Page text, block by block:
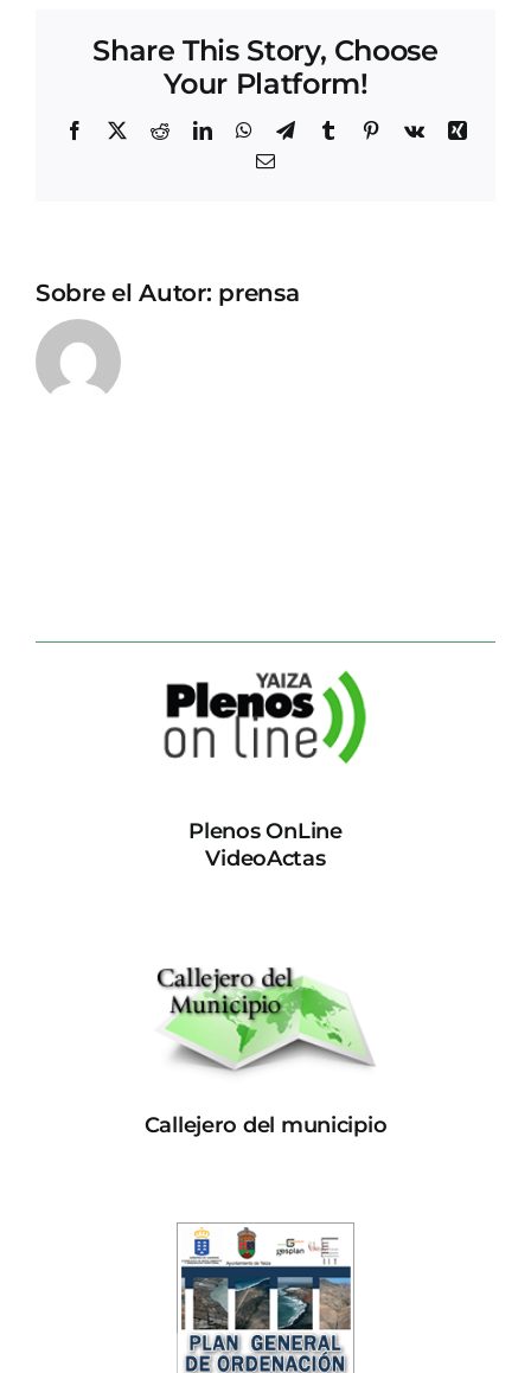
Share This Story, Choose
Your Platform!
Facebook
X RedditLinkedInWhatsApp
TelegramTumblrPinterest
Vk
Xing
Correo
Sobre el Autor: prensa
Plenos OnLine
VideoActas
Callejero del municipio